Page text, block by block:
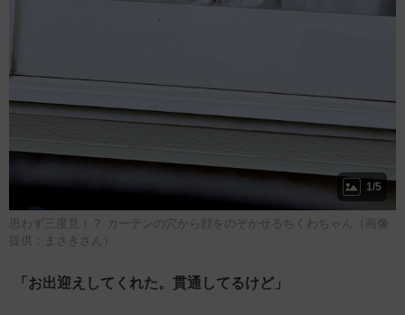
1/5
思わず三度見！？ カーテンの穴から顔をのぞかせるちくわちゃん（画像
提供：まさきさん）
「お出迎えしてくれた。貫通してるけど」